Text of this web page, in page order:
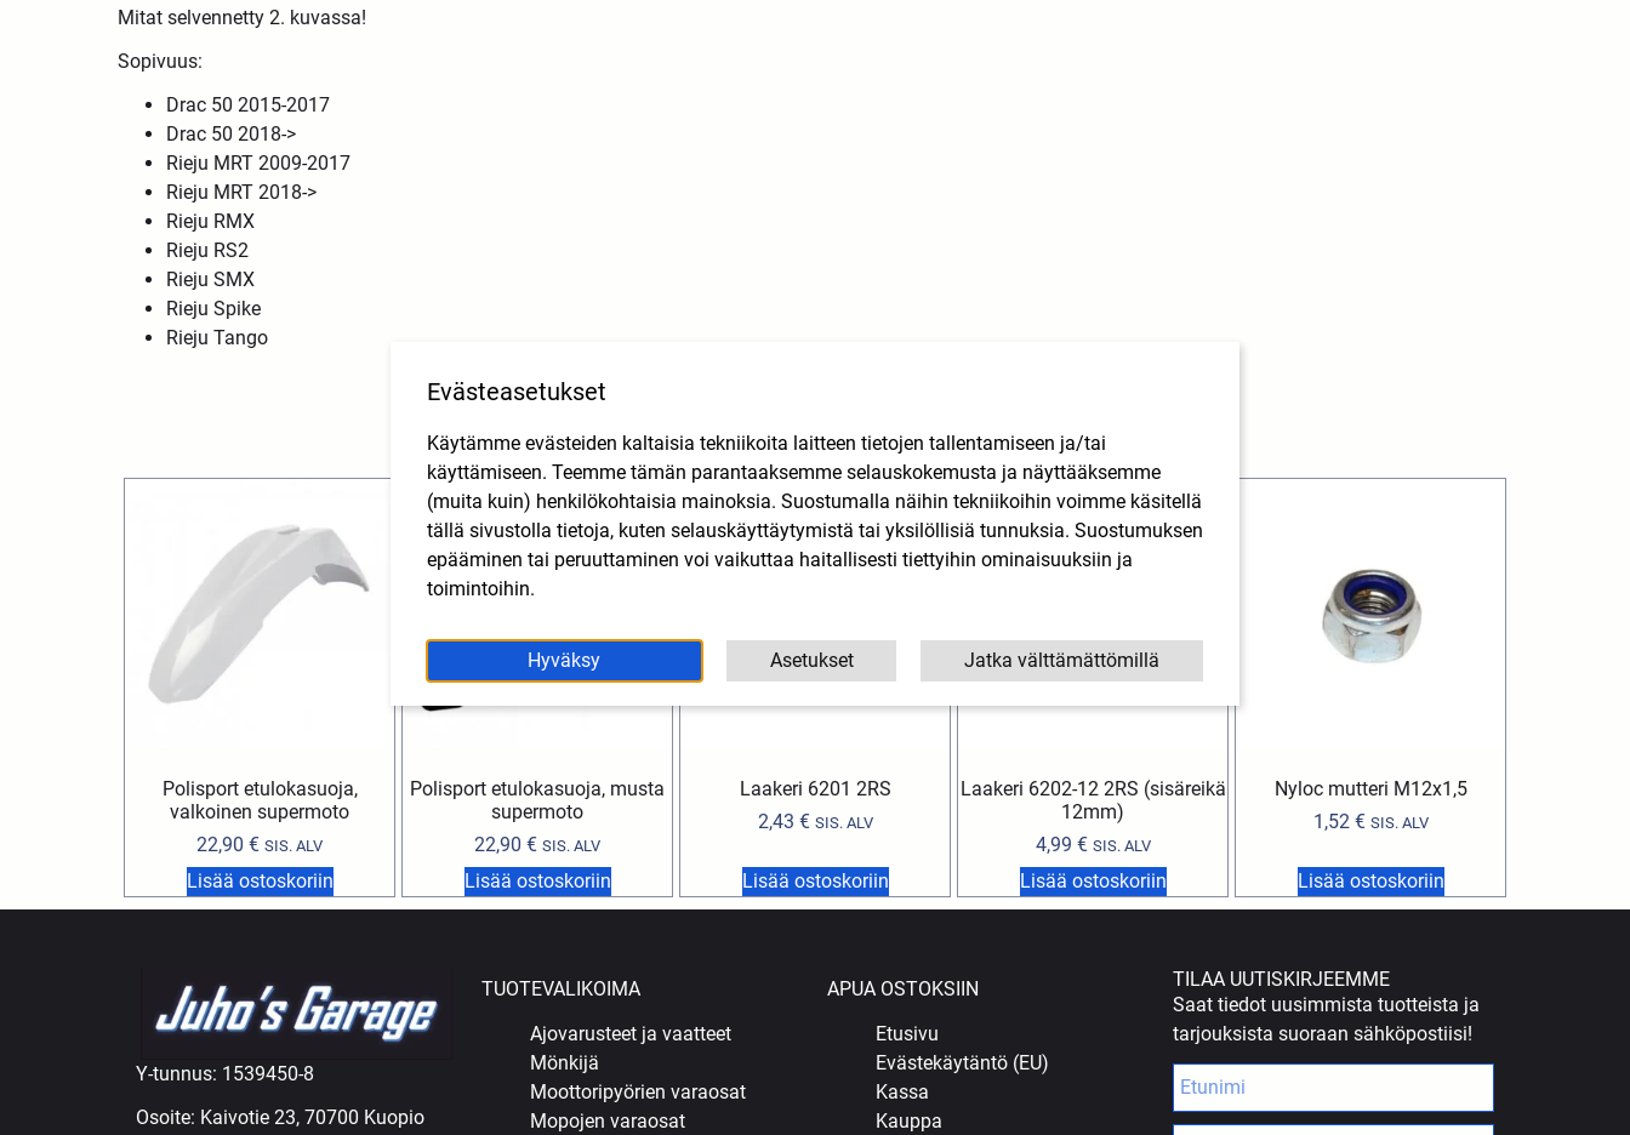
Mitat selvennetty 2. kuvassa!
Sopivuus:
Drac 50 2015-2017
Drac 50 2018->
Rieju MRT 2009-2017
Rieju MRT 2018->
Rieju RMX
Rieju RS2
Rieju SMX
Rieju Spike
Rieju Tango
Tutustu myös
Polisport etulokasuoja,
valkoinen supermoto
22,90 € SIS. ALV
Lisää ostoskoriin
Polisport etulokasuoja, musta
supermoto
22,90 € SIS. ALV
Lisää ostoskoriin
Laakeri 6201 2RS
2,43 € SIS. ALV
Lisää ostoskoriin
Laakeri 6202-12 2RS (sisäreikä
12mm)
4,99 € SIS. ALV
Lisää ostoskoriin
Nyloc mutteri M12x1,5
1,52 € SIS. ALV
Lisää ostoskoriin
Y-tunnus: 1539450-8
Osoite: Kaivotie 23, 70700 Kuopio
TUOTEVALIKOIMA
Ajovarusteet ja vaatteet
Mönkijä
Moottoripyörien varaosat
Mopojen varaosat
APUA OSTOKSIIN
Etusivu
Evästekäytäntö (EU)
Kassa
Kauppa
TILAA UUTISKIRJEEMME
Saat tiedot uusimmista tuotteista ja
tarjouksista suoraan sähköpostiisi!
Evästeasetukset
Käytämme evästeiden kaltaisia tekniikoita laitteen tietojen tallentamiseen ja/tai
käyttämiseen. Teemme tämän parantaaksemme selauskokemusta ja näyttääksemme
(muita kuin) henkilökohtaisia mainoksia. Suostumalla näihin tekniikoihin voimme käsitellä
tällä sivustolla tietoja, kuten selauskäyttäytymistä tai yksilöllisiä tunnuksia. Suostumuksen
epääminen tai peruuttaminen voi vaikuttaa haitallisesti tiettyihin ominaisuuksiin ja
toimintoihin.
Hyväksy Asetukset Jatka välttämättömillä